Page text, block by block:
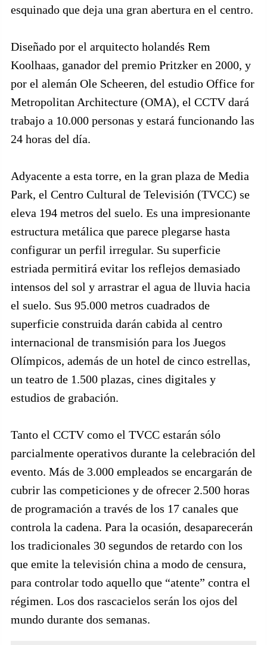
esquinado que deja una gran abertura en el centro.
Diseñado por el arquitecto holandés Rem
Koolhaas, ganador del premio Pritzker en 2000, y
por el alemán Ole Scheeren, del estudio Office for
Metropolitan Architecture (OMA), el CCTV dará
trabajo a 10.000 personas y estará funcionando las
24 horas del día.
Adyacente a esta torre, en la gran plaza de Media
Park, el Centro Cultural de Televisión (TVCC) se
eleva 194 metros del suelo. Es una impresionante
estructura metálica que parece plegarse hasta
configurar un perfil irregular. Su superficie
estriada permitirá evitar los reflejos demasiado
intensos del sol y arrastrar el agua de lluvia hacia
el suelo. Sus 95.000 metros cuadrados de
superficie construida darán cabida al centro
internacional de transmisión para los Juegos
Olímpicos, además de un hotel de cinco estrellas,
un teatro de 1.500 plazas, cines digitales y
estudios de grabación.
Tanto el CCTV como el TVCC estarán sólo
parcialmente operativos durante la celebración del
evento. Más de 3.000 empleados se encargarán de
cubrir las competiciones y de ofrecer 2.500 horas
de programación a través de los 17 canales que
controla la cadena. Para la ocasión, desaparecerán
los tradicionales 30 segundos de retardo con los
que emite la televisión china a modo de censura,
para controlar todo aquello que “atente” contra el
régimen. Los dos rascacielos serán los ojos del
mundo durante dos semanas.